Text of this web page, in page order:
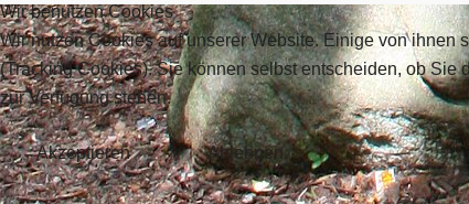
Es wurden keine Events gefunden
Wir benutzen Cookies
Wir nutzen Cookies auf unserer Website. Einige von ihnen
(Tracking Cookies). Sie können selbst entscheiden, ob
zur Verfügung stehen.
Akzeptieren
Ablehnen